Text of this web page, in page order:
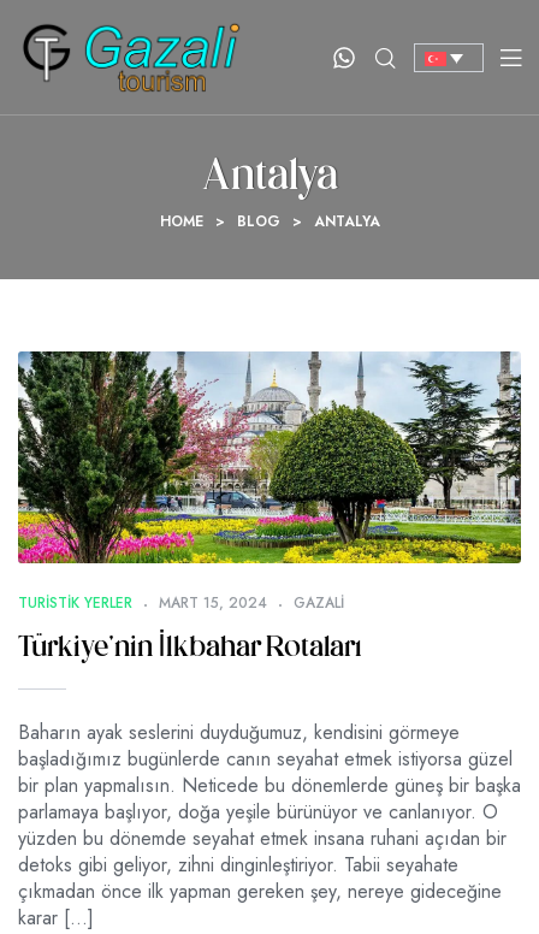
Antalya
HOME > BLOG > ANTALYA
TURISTIK YERLER MART 15, 2024 GAZALI
Türkiye’nin İlkbahar Rotaları
Baharın ayak seslerini duyduğumuz, kendisini görmeye
başladığımız bugünlerde canın seyahat etmek istiyorsa güzel
bir plan yapmalısın. Neticede bu dönemlerde güneş bir başka
parlamaya başlıyor, doğa yeşile bürünüyor ve canlanıyor. O
yüzden bu dönemde seyahat etmek insana ruhani açıdan bir
detoks gibi geliyor, zihni dinginleştiriyor. Tabii seyahate
çıkmadan önce ilk yapman gereken şey, nereye gideceğine
karar […]